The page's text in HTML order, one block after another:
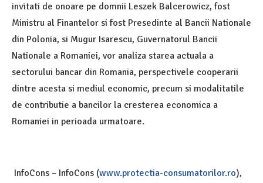
invitati de onoare pe domnii Leszek Balcerowicz, fost
Ministru al Finantelor si fost Presedinte al Bancii Nationale
din Polonia, si Mugur Isarescu, Guvernatorul Bancii
Nationale a Romaniei, vor analiza starea actuala a
sectorului bancar din Romania, perspectivele cooperarii
dintre acesta si mediul economic, precum si modalitatile
de contributie a bancilor la cresterea economica a
Romaniei in perioada urmatoare.
InfoCons – InfoCons (www.protectia-consumatorilor.ro),